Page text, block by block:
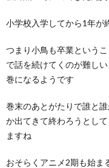
小学校入学してから1年が
つまり小鳥も卒業という
で話を続けてくのが難し
巻になるようです
巻末のあとがたりで誰と
か出てきて終わろうとし
ますね
おそらくアニメ2期も始ま